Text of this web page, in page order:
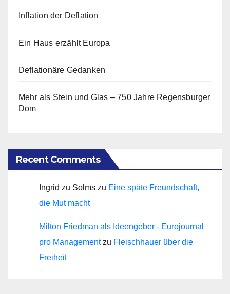
Inflation der Deflation
Ein Haus erzählt Europa
Deflationäre Gedanken
Mehr als Stein und Glas – 750 Jahre Regensburger
Dom
Recent Comments
Ingrid zu Solms zu Eine späte Freundschaft,
die Mut macht
Milton Friedman als Ideengeber - Eurojournal
pro Managementzu Fleischhauer über die
Freiheit